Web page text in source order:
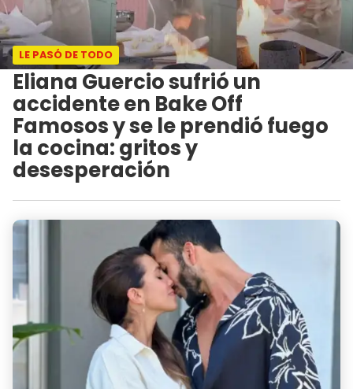
LE PASÓ DE TODO
Eliana Guercio sufrió un
accidente en Bake Off
Famosos y se le prendió fuego
la cocina: gritos y
desesperación